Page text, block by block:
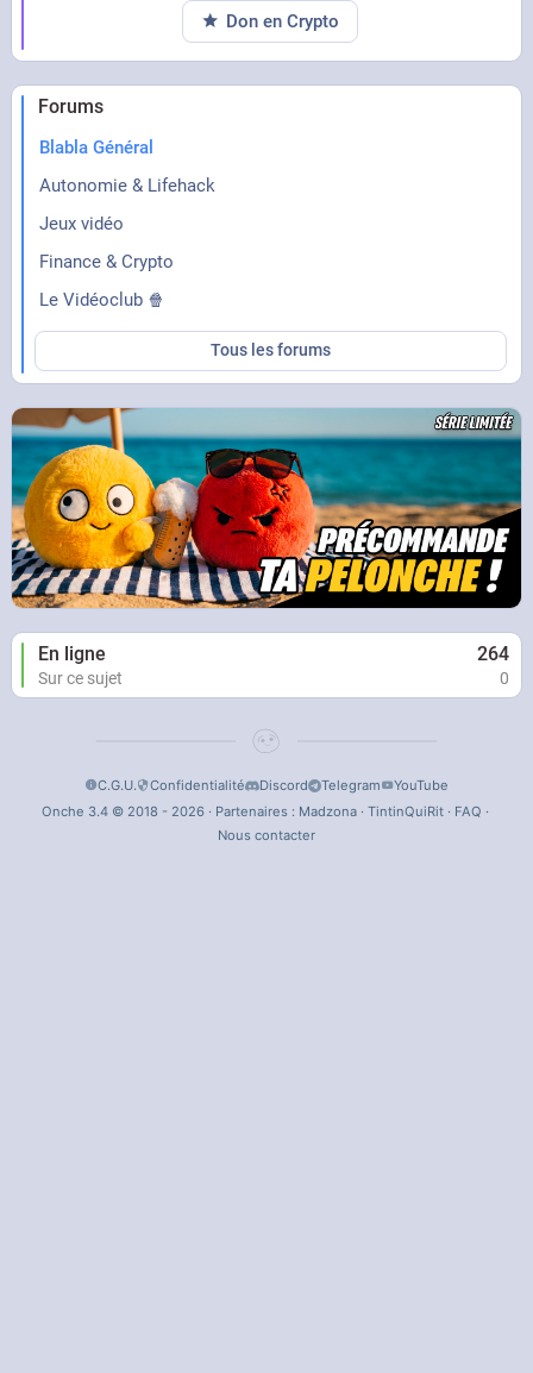
Forums
Blabla Général
Autonomie & Lifehack
Jeux vidéo
Finance & Crypto
Le Vidéoclub 🍿
Tous les forums
En ligne 264
Sur ce sujet 0
Don en Crypto
C.G.U. Confidentialité Discord Telegram
YouTube
Onche 3.4 © 2018 - 2026 · Partenaires : Madzona· TintinQuiRit· FAQ ·
Nous contacter